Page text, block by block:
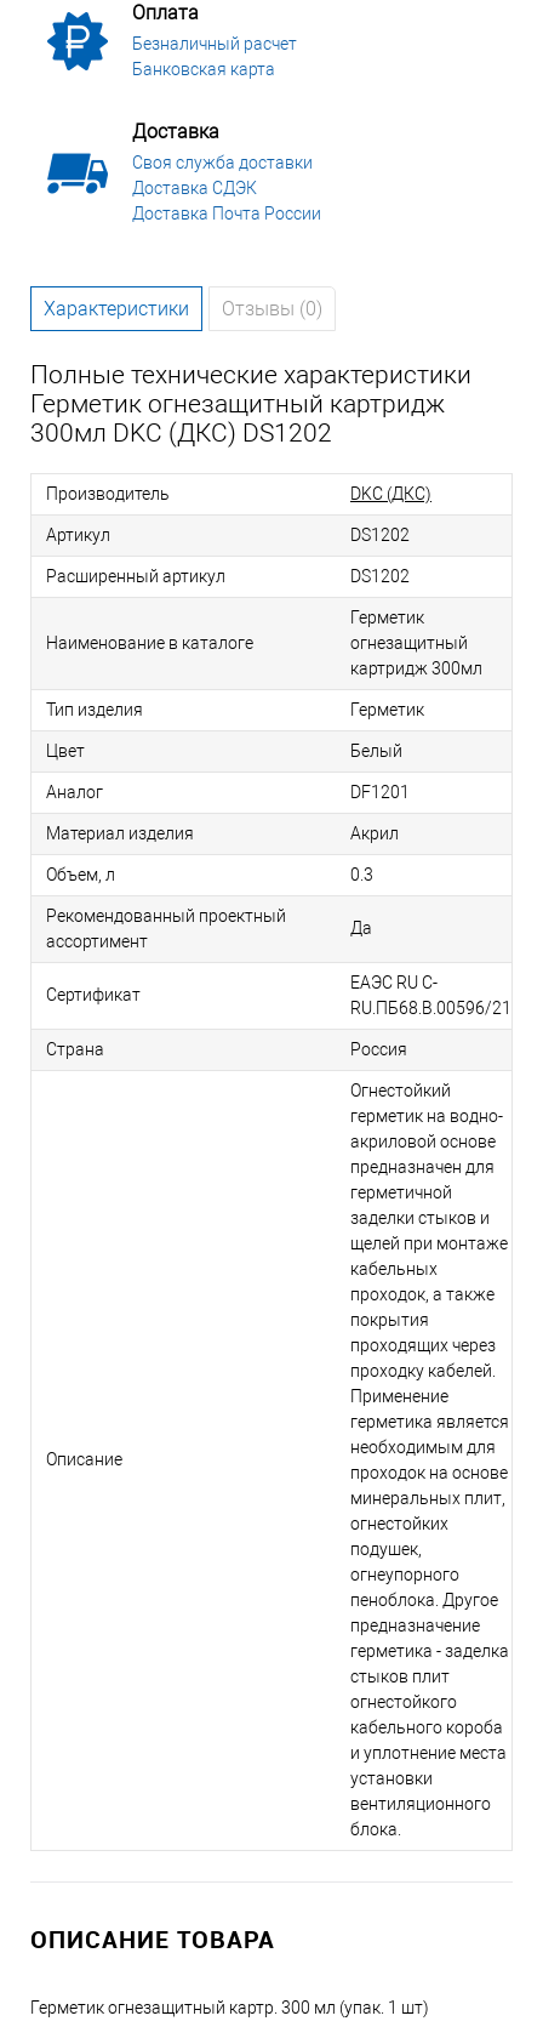
Оплата
Безналичный расчет
Банковская карта
Доставка
Своя служба доставки
Доставка СДЭК
Доставка Почта России
Характеристики Отзывы (0)
Полные технические характеристики
Герметик огнезащитный картридж
300мл DKC (ДКС) DS1202
Производитель DKC (ДКС)
Артикул DS1202
Расширенный артикул DS1202
Наименование в каталоге
Герметик
огнезащитный
картридж 300мл
Тип изделия Герметик
Цвет Белый
Аналог DF1201
Материал изделия Акрил
Объем, л 0.3
Рекомендованный проектный
ассортимент
Да
Сертификат
ЕАЭС RU С-
RU.ПБ68.В.00596/21
Страна Россия
Описание
Огнестойкий
герметик на водно-
акриловой основе
предназначен для
герметичной
заделки стыков и
щелей при монтаже
кабельных
проходок, а также
покрытия
проходящих через
проходку кабелей.
Применение
герметика является
необходимым для
проходок на основе
минеральных плит,
огнестойких
подушек,
огнеупорного
пеноблока. Другое
предназначение
герметика - заделка
стыков плит
огнестойкого
кабельного короба
и уплотнение места
установки
вентиляционного
блока.
ОПИСАНИЕ ТОВАРА
Герметик огнезащитный картр. 300 мл (упак. 1 шт)